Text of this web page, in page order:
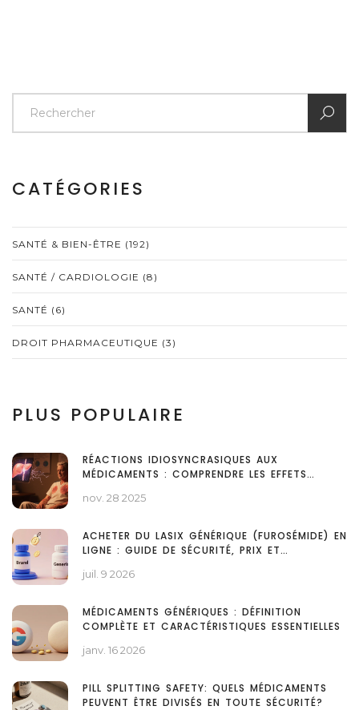
CATÉGORIES
SANTÉ & BIEN-ÊTRE (192)
SANTÉ / CARDIOLOGIE (8)
SANTÉ (6)
DROIT PHARMACEUTIQUE (3)
PLUS POPULAIRE
RÉACTIONS IDIOSYNCRASIQUES AUX
MÉDICAMENTS : COMPRENDRE LES EFFETS
nov. 28 2025
ACHETER DU LASIX GÉNÉRIQUE (FUROSÉMIDE) EN
LIGNE : GUIDE DE SÉCURITÉ, PRIX ET
juil. 9 2026
MÉDICAMENTS GÉNÉRIQUES : DÉFINITION
COMPLÈTE ET CARACTÉRISTIQUES ESSENTIELLES
janv. 16 2026
PILL SPLITTING SAFETY: QUELS MÉDICAMENTS
PEUVENT ÊTRE DIVISÉS EN TOUTE SÉCURITÉ?